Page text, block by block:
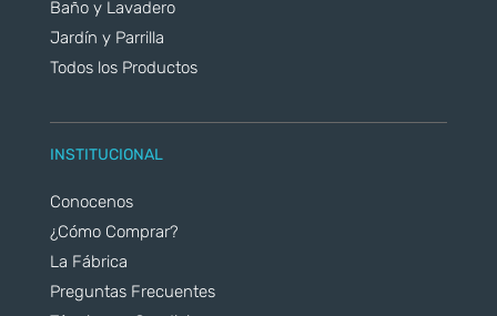
Baño y Lavadero
Jardín y Parrilla
Todos los Productos
INSTITUCIONAL
Conocenos
¿Cómo Comprar?
La Fábrica
Preguntas Frecuentes